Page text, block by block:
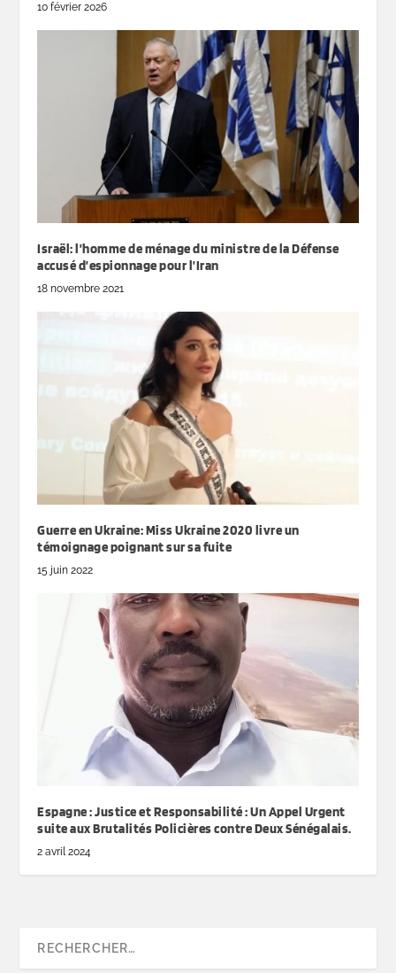
10 février 2026
Israël: l’homme de ménage du ministre de la Défense
accusé d’espionnage pour l’Iran
18 novembre 2021
Guerre en Ukraine: Miss Ukraine 2020 livre un
témoignage poignant sur sa fuite
15 juin 2022
Espagne : Justice et Responsabilité : Un Appel Urgent
suite aux Brutalités Policières contre Deux Sénégalais.
2 avril 2024